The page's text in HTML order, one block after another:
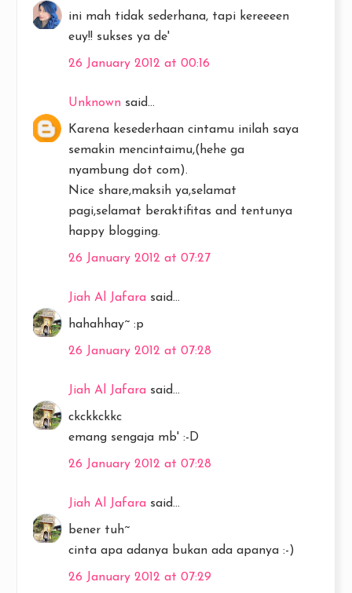
ini mah tidak sederhana, tapi kereeeen
euy!! sukses ya de'
26 January 2012 at 00:16
Unknown said...
Karena kesederhaan cintamu inilah saya
semakin mencintaimu,(hehe ga
nyambung dot com).
Nice share,maksih ya,selamat
pagi,selamat beraktifitas and tentunya
happy blogging.
26 January 2012 at 07:27
Jiah Al Jafara said...
hahahhay~ :p
26 January 2012 at 07:28
Jiah Al Jafara said...
ckckkckkc
emang sengaja mb' :-D
26 January 2012 at 07:28
Jiah Al Jafara said...
bener tuh~
cinta apa adanya bukan ada apanya :-)
26 January 2012 at 07:29